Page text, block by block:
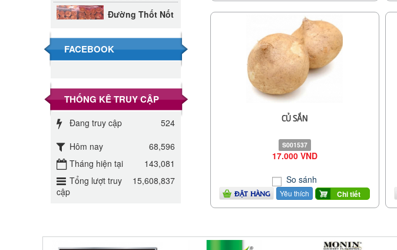
CỦ SẮN
S001537
17.000 VND
So sánh
ĐẶT HÀNG Yêu thích Chi tiết
Đường Thốt Nốt
1kg
Đường phèn hạt
Đường phèn
Long An bao
295.000 VND
Đường mía thiên
nhiên Biên Hòa
32.000 VND
FACEBOOK
THỐNG KÊ TRUY CẬP
Đang truy cập
524
Hôm nay
68,596
Tháng hiện tại
143,081
Tổng lượt truy
cập
15,608,837